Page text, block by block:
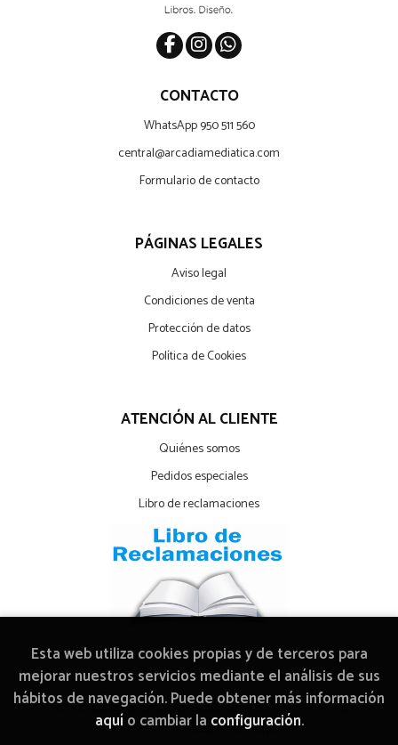
CONTACTO
WhatsApp 950 511 560
central@arcadiamediatica.com
Formulario de contacto
PÁGINAS LEGALES
Aviso legal
Condiciones de venta
Protección de datos
Política de Cookies
ATENCIÓN AL CLIENTE
Quiénes somos
Pedidos especiales
Libro de reclamaciones
2026 ©Librería Arcadia Mediática. Todos los Derechos
Reservados |Grupo Trevenque
Esta web utiliza cookies propias y de terceros para
mejorar nuestros servicios mediante el análisis de sus
hábitos de navegación. Puede obtener más información
aquío cambiar la configuración.